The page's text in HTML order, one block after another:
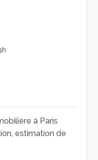
à Paris
estimation de